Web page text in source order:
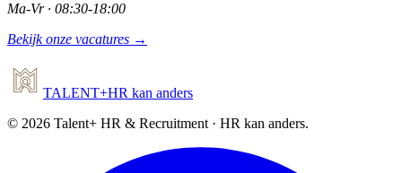
Ma-Vr · 08:30-18:00
Bekijk onze vacatures →
TALENT+HR kan anders
© 2026 Talent+ HR & Recruitment · HR kan anders.